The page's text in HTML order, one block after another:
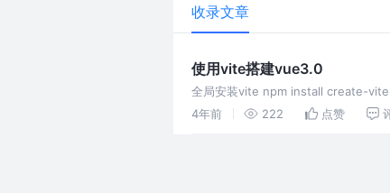
收录文章
使用vite搭建vue3.0
全局安装vite npm install create-
4年前
222 点赞